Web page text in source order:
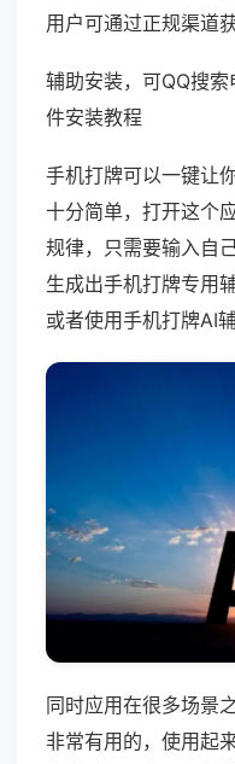
用户可通过正规渠道
辅助安装，可QQ搜
件安装教程
手机打牌可以一键让
十分简单，打开这个
规律，只需要输入自
生成出手机打牌专用
或者使用手机打牌AI
同时应用在很多场景
非常有用的，使用起